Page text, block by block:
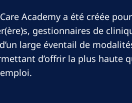
America
States of
Academy a été créée
gestionnaires de
d’un large éventail de
d’offrir la plus haute